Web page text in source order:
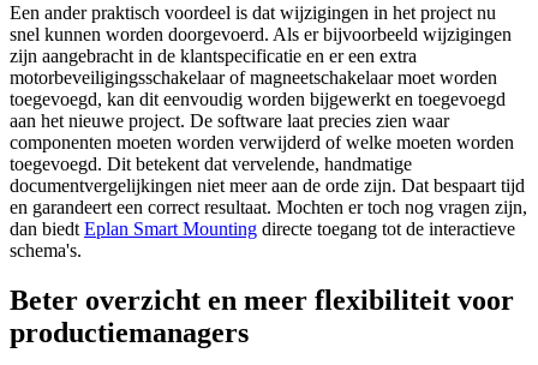
Een ander praktisch voordeel is dat wijzigingen in het project nu
snel kunnen worden doorgevoerd. Als er bijvoorbeeld wijzigingen
zijn aangebracht in de klantspecificatie en er een extra
motorbeveiligingsschakelaar of magneetschakelaar moet worden
toegevoegd, kan dit eenvoudig worden bijgewerkt en toegevoegd
aan het nieuwe project. De software laat precies zien waar
componenten moeten worden verwijderd of welke moeten worden
toegevoegd. Dit betekent dat vervelende, handmatige
documentvergelijkingen niet meer aan de orde zijn. Dat bespaart tijd
en garandeert een correct resultaat. Mochten er toch nog vragen zijn,
dan biedt Eplan Smart Mounting directe toegang tot de interactieve
schema's.
Beter overzicht en meer flexibiliteit voor
productiemanagers